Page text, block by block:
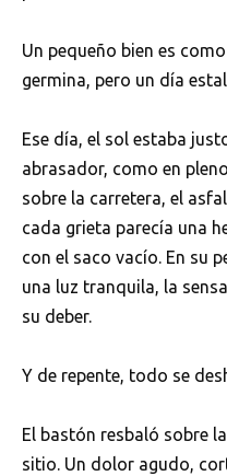
Un pequeño bien es
germina, pero un día
Ese día, el sol estaba
abrasador, como en
sobre la carretera, el
cada grieta parecía una
con el saco vacío. En su
una luz tranquila, la
su deber.
Y de repente, todo se
El bastón resbaló sobre
sitio. Un dolor agudo,